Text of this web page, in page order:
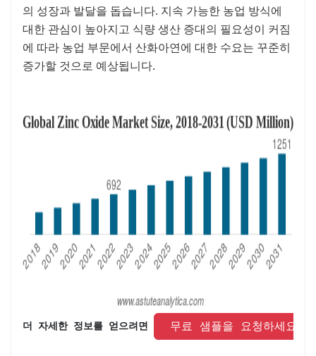
의 성장과 발달을 돕습니다. 지속 가능한 농업 방식에
대한 관심이 높아지고 식량 생산 증대의 필요성이 커짐
에 따라 농업 부문에서 산화아연에 대한 수요는 꾸준히
증가할 것으로 예상됩니다.
더 자세한 정보를 얻으려면 무료 샘플을 요청하세요